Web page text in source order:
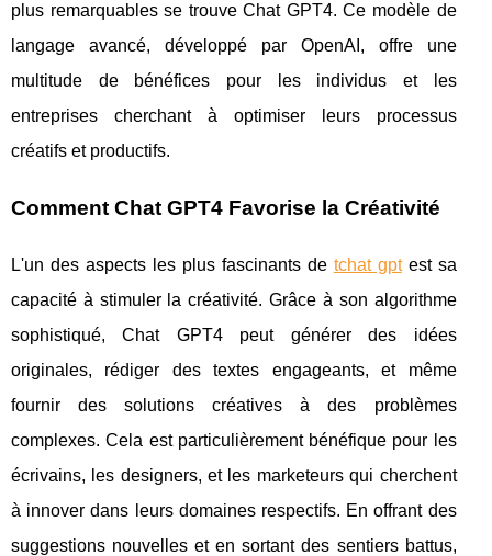
plus remarquables se trouve Chat GPT4. Ce modèle de
langage avancé, développé par OpenAI, offre une
multitude de bénéfices pour les individus et les
entreprises cherchant à optimiser leurs processus
créatifs et productifs.
Comment Chat GPT4 Favorise la Créativité
L'un des aspects les plus fascinants de tchat gptest sa
capacité à stimuler la créativité. Grâce à son algorithme
sophistiqué, Chat GPT4 peut générer des idées
originales, rédiger des textes engageants, et même
fournir des solutions créatives à des problèmes
complexes. Cela est particulièrement bénéfique pour les
écrivains, les designers, et les marketeurs qui cherchent
à innover dans leurs domaines respectifs. En offrant des
suggestions nouvelles et en sortant des sentiers battus,